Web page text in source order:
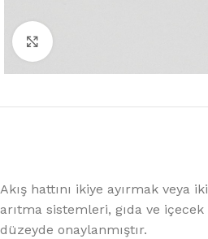
Lux Plus
Akış hattını ikiye ayırmak
arıtma sistemleri, gıda ve
düzeyde onaylanmıştır.